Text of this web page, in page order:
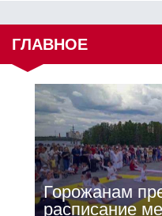
ГЛАВНОЕ
Горожанам
расписание